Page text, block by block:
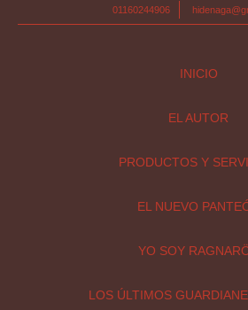
01160244906
INICIO
EL AUTOR
PRODUCTOS Y
EL NUEVO
YO SOY
LOS ÚLTIMOS